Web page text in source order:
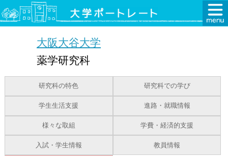
大阪大谷大学
薬学研究科
研究科の特色 研究科での学び
学生生活支援 進路・就職情報
様々な取組 学費・経済的支援
入試・学生情報 教員情報